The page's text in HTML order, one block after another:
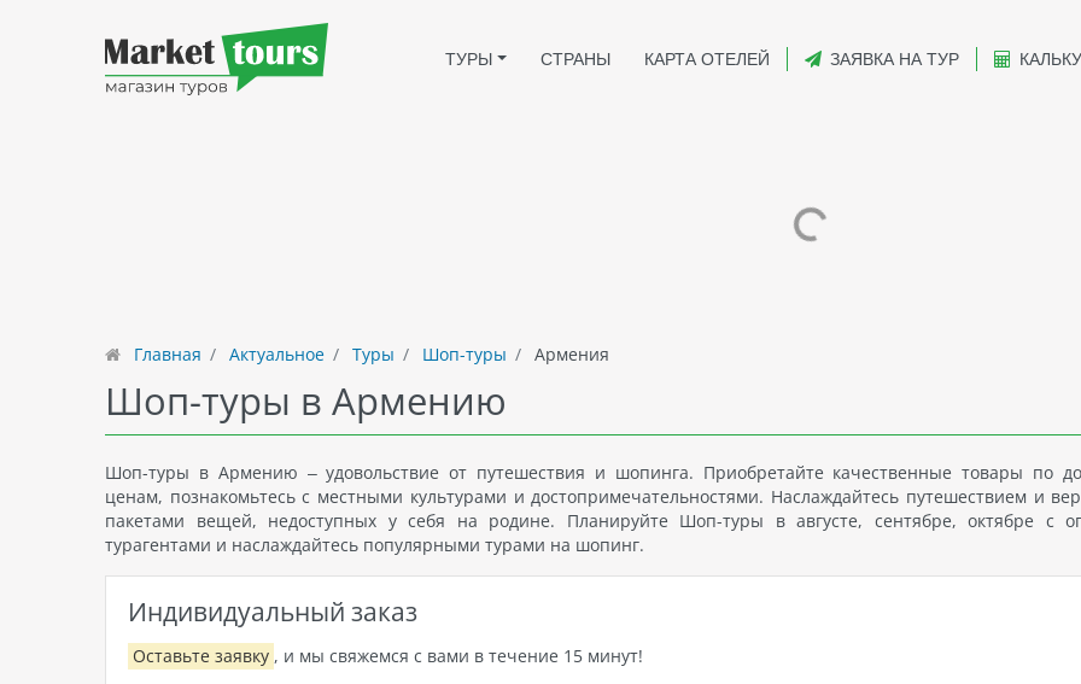
ТУРЫ СТРАНЫ КАРТА ОТЕЛЕЙ ЗАЯВКА НА ТУР
Главная Актуальное Туры Шоп-туры Армения
Шоп-туры в Армению
Шоп-туры в Армению – удовольствие от путешествия и шопинга. Приобретайте качественные товары по
ценам, познакомьтесь с местными культурами и достопримечательностями. Наслаждайтесь путешествием и
пакетами вещей, недоступных у себя на родине. Планируйте Шоп-туры в августе, сентябре, октябре с
турагентами и наслаждайтесь популярными турами на шопинг.
Индивидуальный заказ
Оставьте заявку , и мы свяжемся с вами в течение 15 минут!